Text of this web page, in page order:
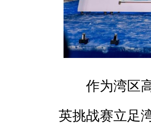
作为湾区高
英挑战赛立足